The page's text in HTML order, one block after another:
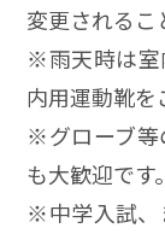
変更されるこ
※雨天時は室
内用運動靴を
※グローブ等
も大歓迎です。
※中学入試、